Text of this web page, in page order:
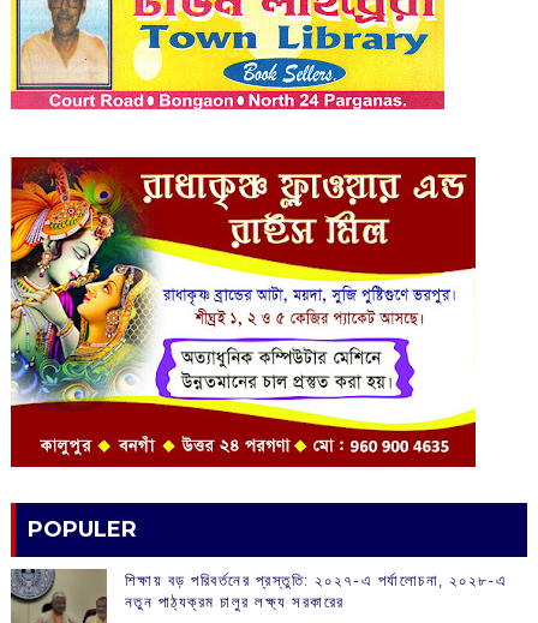
POPULER
শিক্ষায় বড় পরিবর্তনের প্রস্তুতি: ২০২৭-এ পর্যালোচনা, ২০২৮-এ
নতুন পাঠ্যক্রম চালুর লক্ষ্য সরকারের